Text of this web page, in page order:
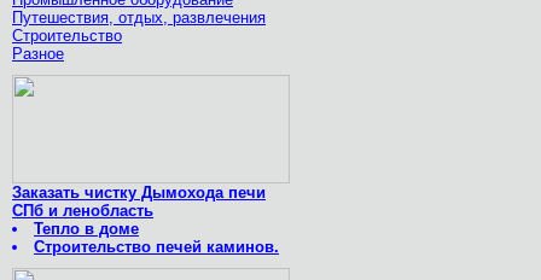
Путешествия, отдых, развлечения
Строительство
Разное
Заказать чистку Дымохода печи
СПб и ленобласть
Тепло в доме
Строительство печей каминов.